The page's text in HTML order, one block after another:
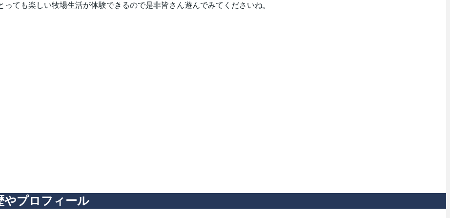
ても楽しい牧場生活が体験できるので是非皆さん遊んでみてくださいね。
やプロフィール